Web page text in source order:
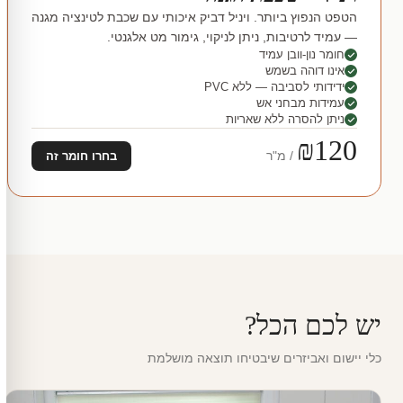
הטפט הנפוץ ביותר. ויניל דביק איכותי עם שכבת לטינציה מגנה
— עמיד לרטיבות, ניתן לניקוי, גימור מט אלגנטי.
חומר נון-וובן עמיד
אינו דוהה בשמש
ידידותי לסביבה — ללא PVC
עמידות מבחני אש
ניתן להסרה ללא שאריות
₪120 / מ"ר בחרו חומר זה
יש לכם הכל?
כלי יישום ואביזרים שיבטיחו תוצאה מושלמת